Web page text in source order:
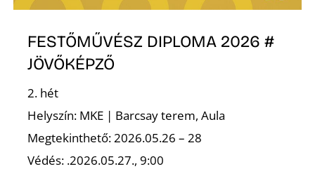
FESTŐMŰVÉSZ DIPLOMA 2026 #
JÖVŐKÉPZŐ
2. hét
Helyszín: MKE | Barcsay terem, Aula
Megtekinthető: 2026.05.26 – 28
Védés: .2026.05.27., 9:00